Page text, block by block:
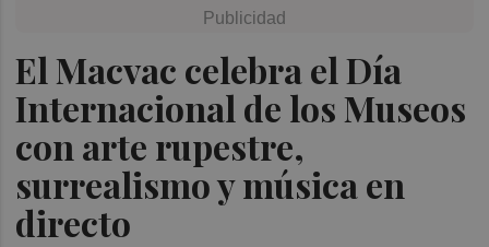
El Macvac celebra el Día
Internacional de los Museos
con arte rupestre,
surrealismo y música en
directo